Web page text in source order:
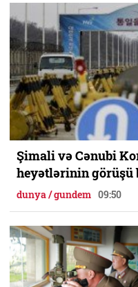
Şimali və Cənubi
heyətlərinin görüşü
dunya / gundem 09:50